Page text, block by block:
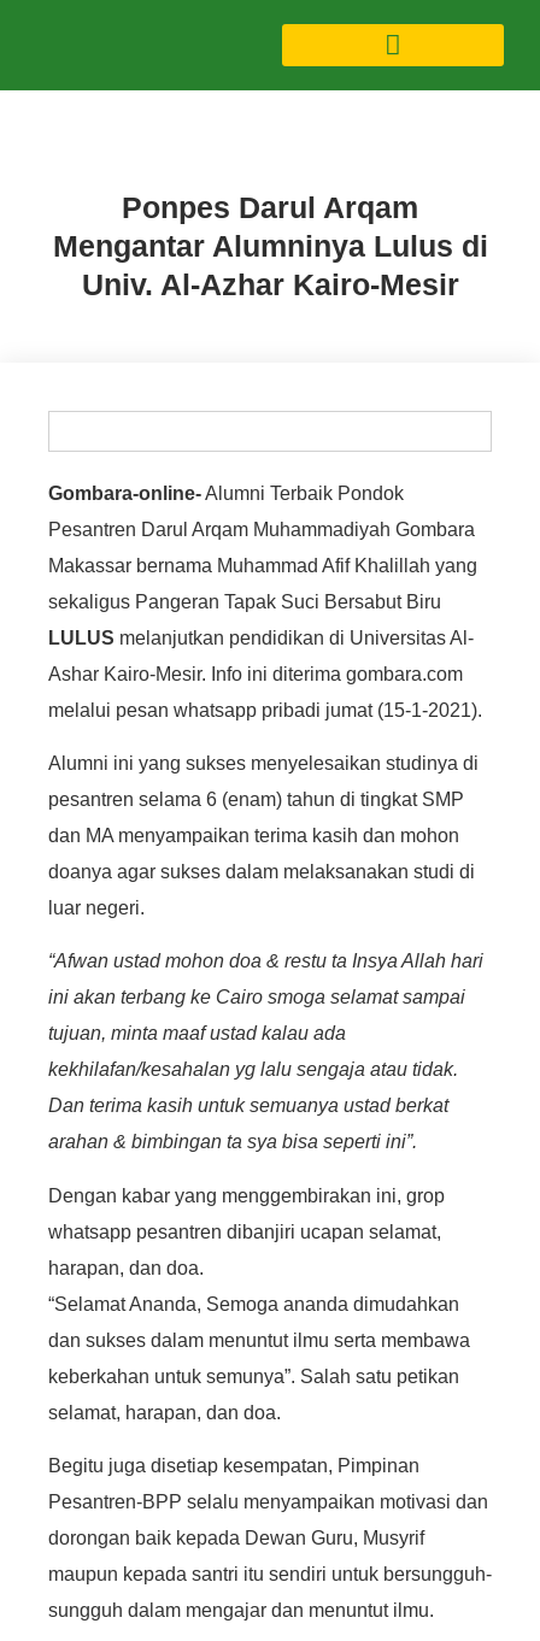
Ponpes Darul Arqam
Mengantar Alumninya Lulus di
Univ. Al-Azhar Kairo-Mesir
Gombara-online-Alumni Terbaik Pondok
Pesantren Darul Arqam Muhammadiyah Gombara
Makassar bernama Muhammad Afif Khalillah yang
sekaligus Pangeran Tapak Suci Bersabut Biru
LULUS melanjutkan pendidikan di Universitas Al-
Ashar Kairo-Mesir. Info ini diterima gombara.com
melalui pesan whatsapp pribadi jumat (15-1-2021).
Alumni ini yang sukses menyelesaikan studinya di
pesantren selama 6 (enam) tahun di tingkat SMP
dan MA menyampaikan terima kasih dan mohon
doanya agar sukses dalam melaksanakan studi di
luar negeri.
“Afwan ustad mohon doa & restu ta Insya Allah hari
ini akan terbang ke Cairo smoga selamat sampai
tujuan, minta maaf ustad kalau ada
kekhilafan/kesahalan yg lalu sengaja atau tidak.
Dan terima kasih untuk semuanya ustad berkat
arahan & bimbingan ta sya bisa seperti ini”.
Dengan kabar yang menggembirakan ini, grop
whatsapp pesantren dibanjiri ucapan selamat,
harapan, dan doa.
“Selamat Ananda, Semoga ananda dimudahkan
dan sukses dalam menuntut ilmu serta membawa
keberkahan untuk semunya”. Salah satu petikan
selamat, harapan, dan doa.
Begitu juga disetiap kesempatan, Pimpinan
Pesantren-BPP selalu menyampaikan motivasi dan
dorongan baik kepada Dewan Guru, Musyrif
maupun kepada santri itu sendiri untuk bersungguh-
sungguh dalam mengajar dan menuntut ilmu.